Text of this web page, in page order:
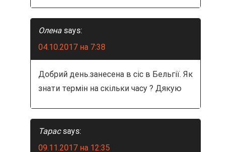
Олена says:
04.10.2017 на 7:38
Добрий день.занесена в сіс в Бельгії. Як
знати термін на скільки часу ? Дякую
Тарас says:
09.11.2017 на 12:35